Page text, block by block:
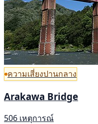
ความเสี่ยงปานกลาง
Arakawa Bridge
506 เหตุการณ์